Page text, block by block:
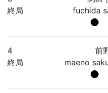
終局
fuchida
4
終局
前
maeno